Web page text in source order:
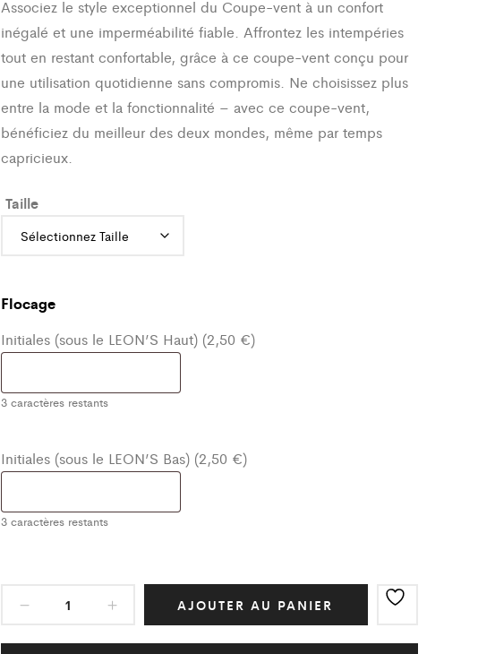
Associez le style exceptionnel du Coupe-vent à un confort
inégalé et une imperméabilité fiable. Affrontez les intempéries
tout en restant confortable, grâce à ce coupe-vent conçu pour
une utilisation quotidienne sans compromis. Ne choisissez plus
entre la mode et la fonctionnalité – avec ce coupe-vent,
bénéficiez du meilleur des deux mondes, même par temps
capricieux.
Taille
Flocage
Initiales (sous le LEON’S Haut) (2,50 €)
3caractères restants
Initiales (sous le LEON’S Bas) (2,50 €)
3caractères restants
Coupe
Classic
AJOUTER AU PANIER